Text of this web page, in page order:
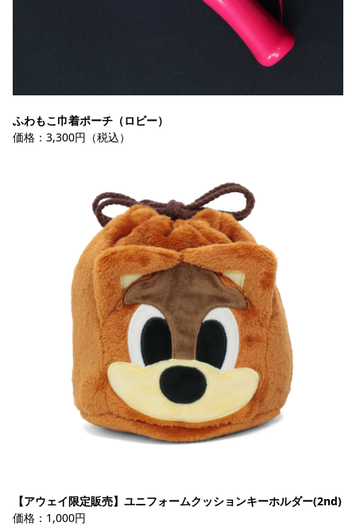
ふわもこ巾着ポーチ（ロビー）
価格：3,300円（税込）
【アウェイ限定販売】ユニフォームクッションキーホルダー(2nd)
価格：1,000円